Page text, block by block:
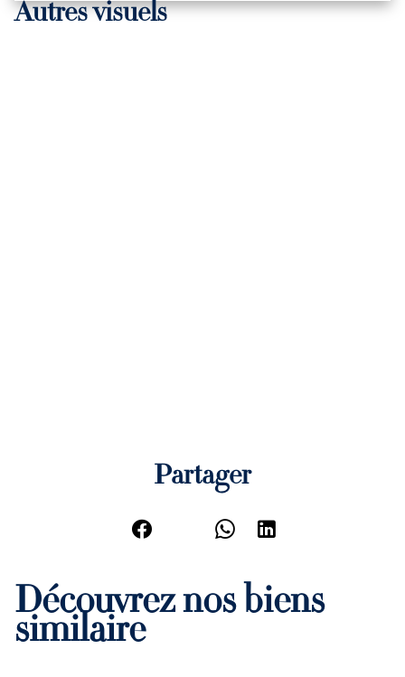
Autres visuels
Partager
Découvrez nos biens
similaire